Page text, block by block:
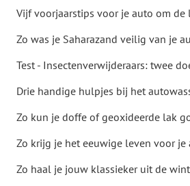
Vijf voorjaarstips voor je auto om de
Zo was je Saharazand veilig van je
Test - Insectenverwijderaars: twee
Drie handige hulpjes bij het
Zo kun je doffe of geoxideerde lak
Zo krijg je het eeuwige leven voor je
Zo haal je jouw klassieker uit de